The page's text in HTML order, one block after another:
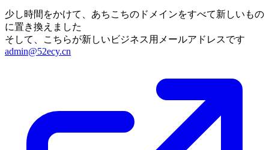
少し時間をかけて、あちこちのドメインをすべて新しいもの
に置き換えました
そして、こちらが新しいビジネス用メールアドレスです
admin@52ecy.cn